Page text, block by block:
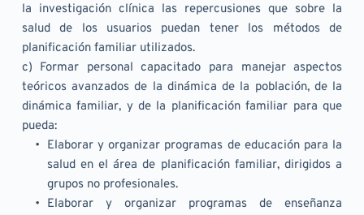
la investigación clínica las repercusiones que sobre la
salud de los usuarios puedan tener los métodos de
planificación familiar utilizados.
c) Formar personal capacitado para manejar aspectos
teóricos avanzados de la dinámica de la población, de la
dinámica familiar, y de la planificación familiar para que
pueda:
Elaborar y organizar programas de educación para la
salud en el área de planificación familiar, dirigidos a
grupos no profesionales.
Elaborar y organizar programas de enseñanza